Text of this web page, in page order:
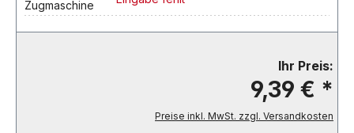
Zugmaschine
Ihr Preis:
9,39 € *
Preise inkl. MwSt. zzgl. Versandkosten